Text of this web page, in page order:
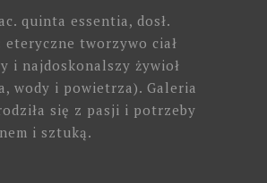
quinta essentia, dosł.
tworzywo ciał
i najdoskonalszy żywioł
wody i powietrza). Galeria
się z pasji i potrzeby
i sztuką.